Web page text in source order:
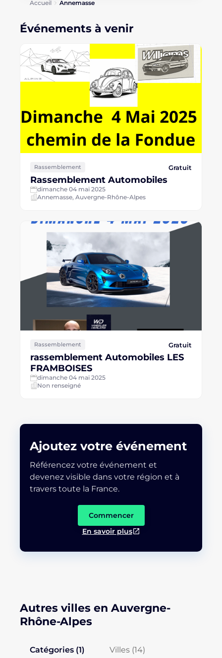
Accueil Annemasse
Événements à venir
Rassemblement Gratuit
Rassemblement Automobiles
dimanche 04 mai 2025
Annemasse, Auvergne-Rhône-Alpes
Rassemblement Gratuit
rassemblement Automobiles LES
FRAMBOISES
dimanche 04 mai 2025
Non renseigné
Ajoutez votre événement
Référencez votre événement et
devenez visible dans votre région et à
travers toute la France.
Commencer
En savoir plus
Autres villes en Auvergne-
Rhône-Alpes
Catégories (1) Villes (14)